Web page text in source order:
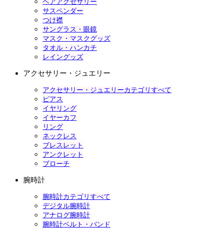
ヘアアクセサリー
サスペンダー
つけ襟
サングラス・眼鏡
マスク・マスクグッズ
タオル・ハンカチ
レイングッズ
アクセサリー・ジュエリー
アクセサリー・ジュエリーカテゴリすべて
ピアス
イヤリング
イヤーカフ
リング
ネックレス
ブレスレット
アンクレット
ブローチ
腕時計
腕時計カテゴリすべて
デジタル腕時計
アナログ腕時計
腕時計ベルト・バンド